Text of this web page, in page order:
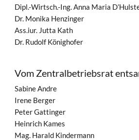
Dipl.-Wirtsch.-Ing. Anna Maria
Dr. Monika Henzinger
Ass.iur. Jutta Kath
Dr. Rudolf Könighofer
Vom Zentralbetriebsrat
Sabine Andre
Irene Berger
Peter Gattinger
Heinrich Kames
Mag. Harald Kindermann